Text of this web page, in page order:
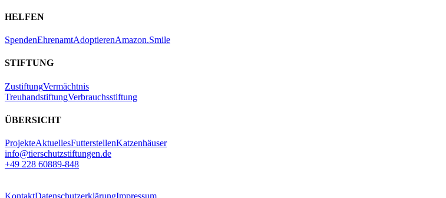
HELFEN
SpendenEhrenamtAdoptierenAmazon.Smile
STIFTUNG
ZustiftungVermächtnis
TreuhandstiftungVerbrauchsstiftung
ÜBERSICHT
ProjekteAktuellesFutterstellenKatzenhäuser
info@tierschutzstiftungen.de
+49 228 60889-848